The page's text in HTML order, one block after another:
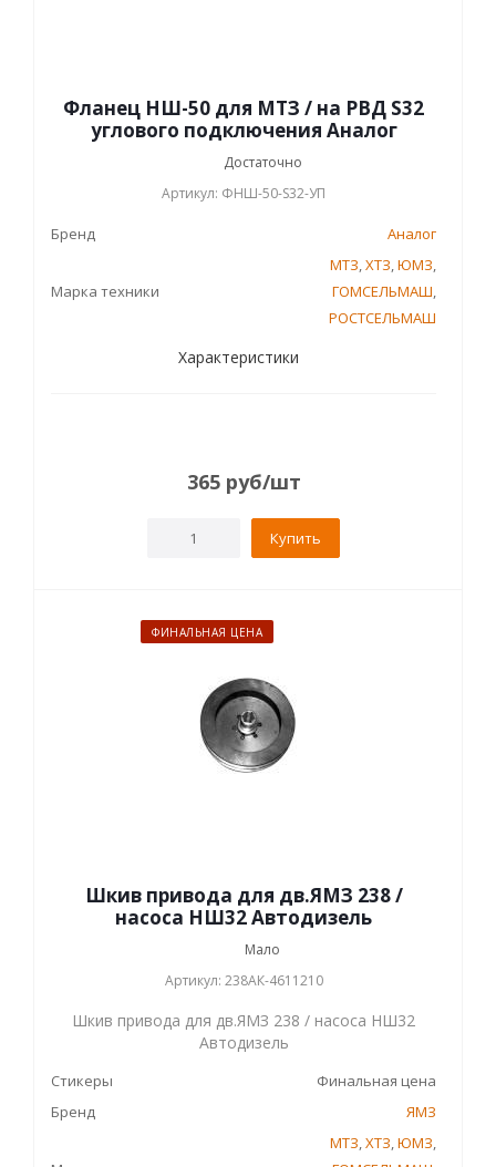
Фланец НШ-50 для МТЗ / на РВД S32
углового подключения Аналог
Достаточно
Артикул: ФНШ-50-S32-УП
Бренд Аналог
Марка техники
МТЗ,ХТЗ,ЮМЗ,
ГОМСЕЛЬМАШ,
РОСТСЕЛЬМАШ
Характеристики
365 руб/шт
Купить
ФИНАЛЬНАЯ ЦЕНА
Шкив привода для дв.ЯМЗ 238 /
насоса НШ32 Автодизель
Мало
Артикул: 238АК-4611210
Шкив привода для дв.ЯМЗ 238 / насоса НШ32
Автодизель
Стикеры
Финальная цена
Бренд
ЯМЗ
МТЗ,ХТЗ,ЮМЗ,